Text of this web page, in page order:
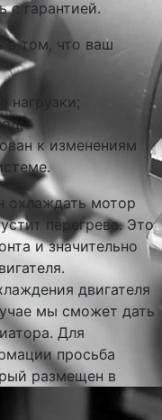
с гарантией.
в том, что ваш
нагрузки;
к изменениям
охлаждать мотор
перегрева. Это
и значительно
двигателя
мы сможет дать
Для
просьба
размещен в